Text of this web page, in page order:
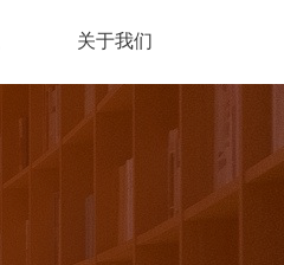
关于我们